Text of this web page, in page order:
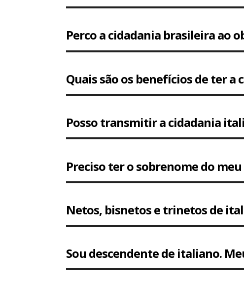
Perco a cidadania brasileira ao
Quais são os benefícios de ter a
Posso transmitir a cidadania
Preciso ter o sobrenome do
Netos, bisnetos e trinetos de
Sou descendente de italiano.